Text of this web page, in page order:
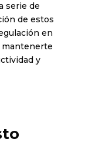
serie de
de estos
en
mantenerte
y